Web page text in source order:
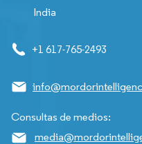
India
+1 617-765-2493
Consultas de medios: